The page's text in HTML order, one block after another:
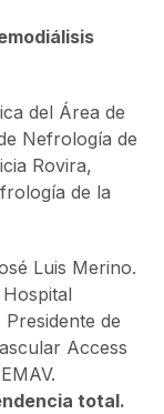
del Área de
Nefrología de
Rovira,
de la
Luis Merino.
de
Access
total.